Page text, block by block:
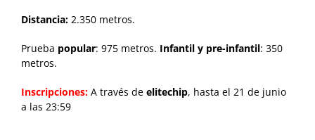
Distancia: 2.350 metros.
Prueba popular: 975 metros. Infantil y pre-infantil: 350
metros.
Inscripciones: A través de elitechip, hasta el 21 de junio
a las 23:59